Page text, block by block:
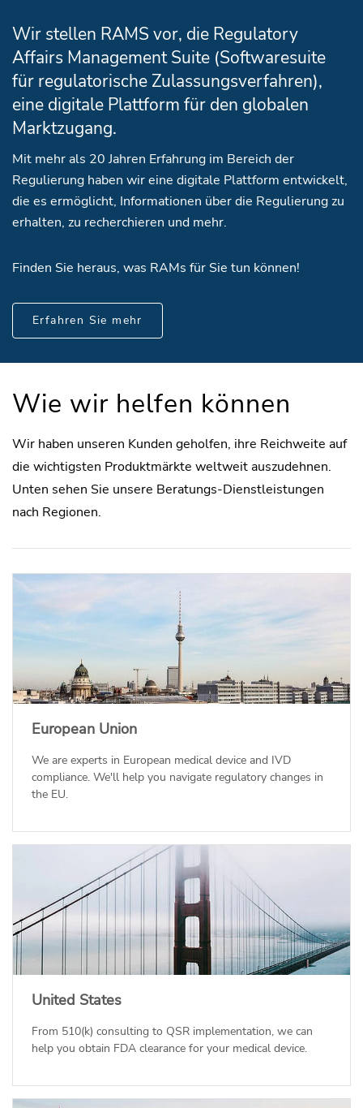
Wir stellen RAMS vor, die Regulatory
Affairs Management Suite (Softwaresuite
für regulatorische Zulassungsverfahren),
eine digitale Plattform für den globalen
Marktzugang.
Mit mehr als 20 Jahren Erfahrung im Bereich der
Regulierung haben wir eine digitale Plattform entwickelt,
die es ermöglicht, Informationen über die Regulierung zu
erhalten, zu recherchieren und mehr.
Finden Sie heraus, was RAMs für Sie tun können!
Erfahren Sie mehr
Wie wir helfen können
Wir haben unseren Kunden geholfen, ihre Reichweite auf
die wichtigsten Produktmärkte weltweit auszudehnen.
Unten sehen Sie unsere Beratungs-Dienstleistungen
nach Regionen.
European Union
We are experts in European medical device and IVD
compliance. We'll help you navigate regulatory changes in
the EU.
United States
From 510(k) consulting to QSR implementation, we can
help you obtain FDA clearance for your medical device.